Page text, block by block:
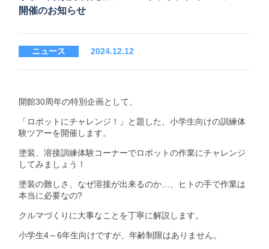
開催のお知らせ
ニュース 2024.12.12
開館30周年の特別企画として、
「ロボットにチャレンジ！」と題した、小学生向けの訓練体
験ツアーを開催します。
塗装、溶接訓練体験コーナーでロボットの作業にチャレンジ
してみましょう！
塗装の難しさ、なぜ溶接が出来るのか…、ヒトの手で作業は
本当に必要なの?
クルマづくりに大事なことを丁寧に解説します。
小学生4～6年生向けですが、年齢制限はありません。